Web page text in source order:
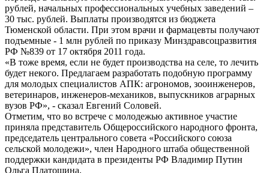
рублей, начальных профессиональных учебных заведений –
30 тыс. рублей. Выплаты производятся из бюджета
Тюменской области. При этом врачи и фармацевты получают
подъемные - 1 млн рублей по приказу Минздравсоцразвития
РФ №839 от 17 октября 2011 года.
«В тоже время, если не будет производства на селе, то лечить
будет некого. Предлагаем разработать подобную программу
для молодых специалистов АПК: агрономов, зооинженеров,
ветеринаров, инженеров-механиков, выпускников аграрных
вузов РФ», - сказал Евгений Соловей.
Отметим, что во встрече с молодежью активное участие
приняла представитель Общероссийского народного фронта,
председатель центрального совета «Российского союза
сельской молодежи», член Народного штаба общественной
поддержки кандидата в президенты РФ Владимир Путин
Ольга Платошина.